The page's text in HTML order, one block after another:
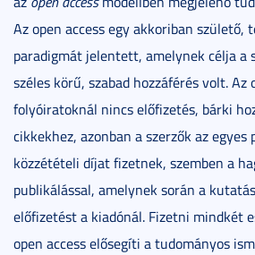
Az open access egy akkoriban születő,
paradigmát jelentett, amelynek célja a
széles körű, szabad hozzáférés volt. Az
folyóiratoknál nincs előfizetés, bárki
cikkekhez, azonban a szerzők az
közzétételi díjat fizetnek, szemben a
publikálással, amelynek során a
előfizetést a kiadónál. Fizetni mindkét
open access elősegíti a tudományos